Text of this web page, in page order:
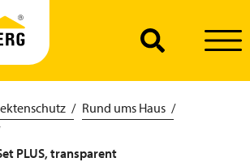
Rund ums Haus
PLUS, transparent